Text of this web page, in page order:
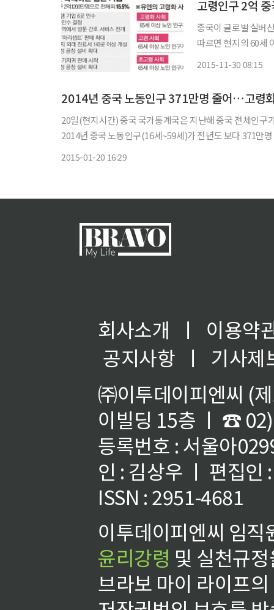
고령인구 2억 중
중국이 글로벌 실버
따르면 현지의 60세
2015-11-30 08:15
2014년 중국 노동인구 371만명 줄어…고령
20일(현지시간) 중국 국가통계국은 지난해 중국 전체인구
2014년 중국 노동인구(16세~59세)가 전년도 보다 371만
2015-01-20 16:29
회사소개 ㅣ
이용약
공지사항
ㅣ
기사제
㈜이투데이피엔씨 (
이빌딩 15층 ㅣ ☎
등록번호 : 서울아
인 : 김상우 ㅣ 편집인
ISSN : 2951-4681
이투데이피엔씨 임
윤리강령 및 실천규
브라보 마이 라이프